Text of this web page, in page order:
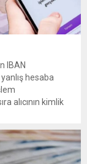
IBAN
hesaba
alıcının kimlik
veya alıcı